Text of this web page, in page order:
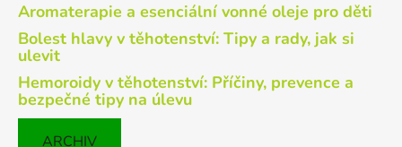
Aromaterapie a esenciální vonné oleje pro děti
Bolest hlavy v těhotenství: Tipy a rady, jak si
ulevit
Hemoroidy v těhotenství: Příčiny, prevence a
bezpečné tipy na úlevu
ARCHIV